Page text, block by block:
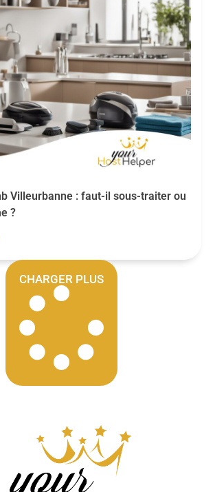
Villeurbanne : faut-il sous-traiter ou
?
CHARGER PLUS